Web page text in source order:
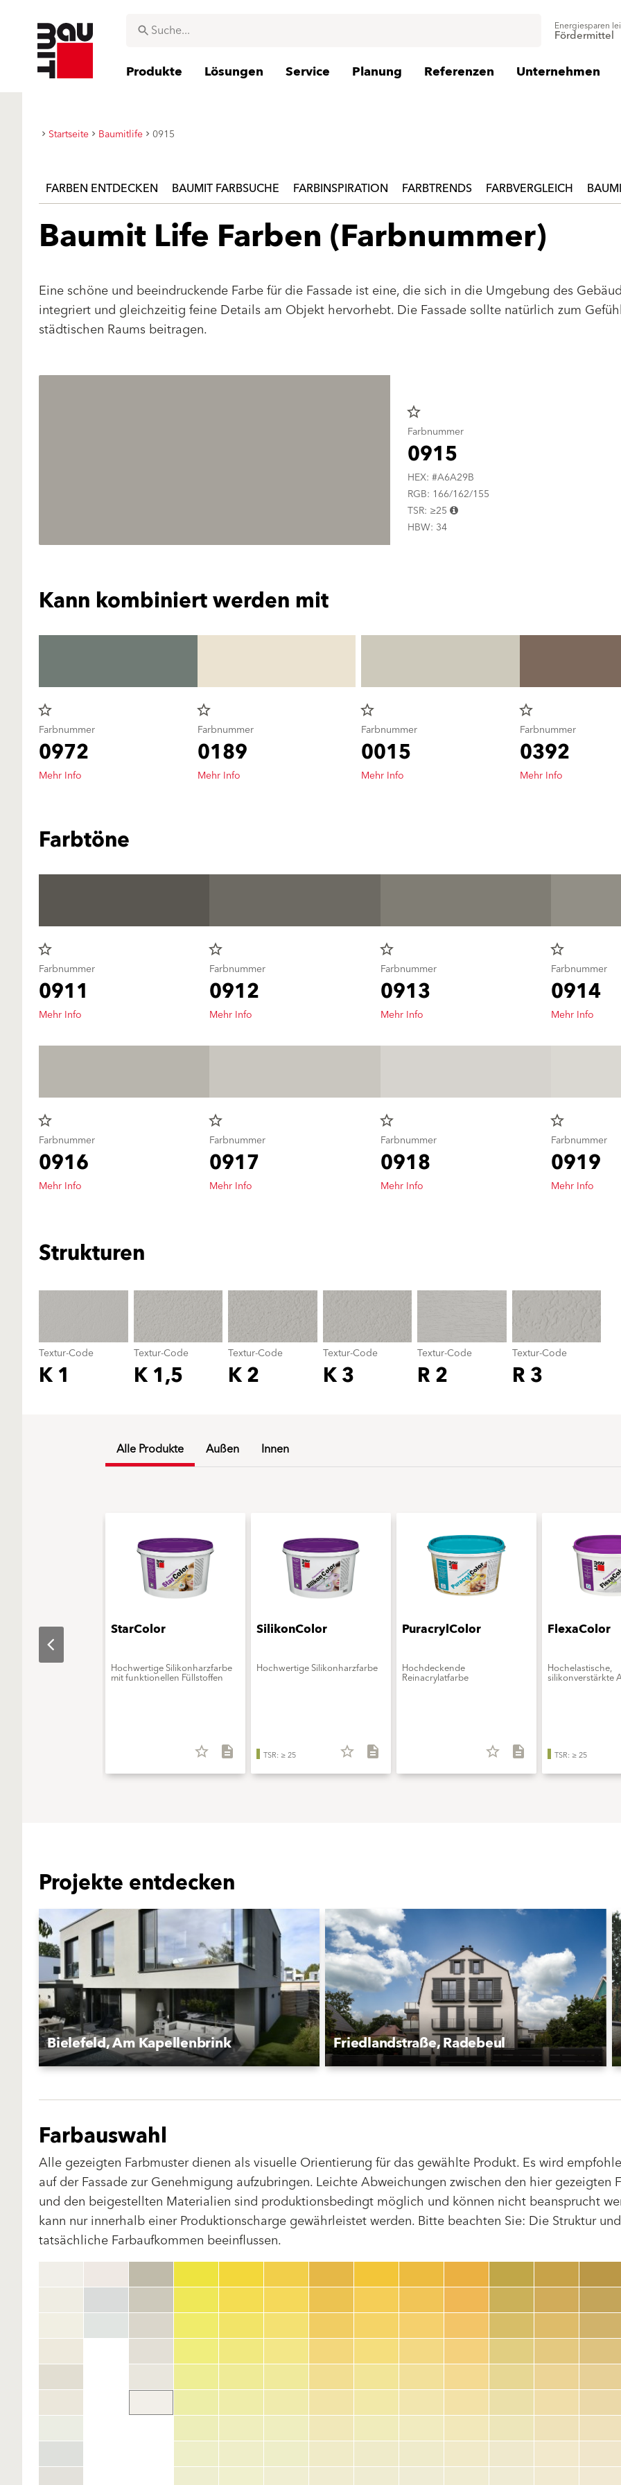
Energiesparen
Fördermittel
Produkte Lösungen Service Planung Referenzen Unternehmen
Startseite Baumitlife 0915
FARBEN ENTDECKEN BAUMIT FARBSUCHE FARBINSPIRATION FARBTRENDS FARBVERGLEICH
Baumit Life Farben (Farbnummer)
Eine schöne und beeindruckende Farbe für die Fassade ist eine, die sich in die Umgebung des
integriert und gleichzeitig feine Details am Objekt hervorhebt. Die Fassade sollte natürlich zum
städtischen Raums beitragen.
star_border
Farbnummer
0915
HEX: #A6A29B
RGB: 166/162/155
TSR: ≥25
HBW: 34
Kann kombiniert werden mit
star_border
Farbnummer
0972
Mehr Info
star_border
Farbnummer
0189
Mehr Info
star_border
Farbnummer
0015
Mehr Info
star_border
Farbnummer
0392
Mehr Info
Farbtöne
star_border
Farbnummer
0911
Mehr Info
star_border
Farbnummer
0912
Mehr Info
star_border
Farbnummer
0913
Mehr Info
star_border
Farbnummer
0914
Mehr Info
star_border
Farbnummer
0916
Mehr Info
star_border
Farbnummer
0917
Mehr Info
star_border
Farbnummer
0918
Mehr Info
star_border
Farbnummer
0919
Mehr Info
Strukturen
Textur-Code
K 1
Textur-Code
K 1,5
Textur-Code
K 2
Textur-Code
K 3
Textur-Code
R 2
Textur-Code
R 3
Alle Produkte Außen Innen
StarColor
Hochwertige Silikonharzfarbe
mit funktionellen Füllstoffen
star_border description
SilikonColor
Hochwertige Silikonharzfarbe
TSR: ≥ 25 star_border description
PuracrylColor
Hochdeckende
Reinacrylatfarbe
star_border description
FlexaColor
Hochelastische,
silikonverstärkte
TSR: ≥ 25
Projekte entdecken
Bielefeld, Am Kapellenbrink Friedlandstraße, Radebeul
Farbauswahl
Alle gezeigten Farbmuster dienen als visuelle Orientierung für das gewählte Produkt. Es wird
auf der Fassade zur Genehmigung aufzubringen. Leichte Abweichungen zwischen den hier gezeigten
und den beigestellten Materialien sind produktionsbedingt möglich und können nicht beansprucht
kann nur innerhalb einer Produktionscharge gewährleistet werden. Bitte beachten Sie: Die Struktur
tatsächliche Farbaufkommen beeinflussen.
color_name
HEX:hex_code
HBW:hbw_code